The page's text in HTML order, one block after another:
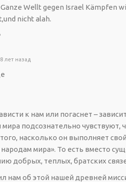
Wellt gegen Israel Kämpfen
nicht alah.
8 лет назад
к нам или погаснет –
подсознательно чувствуют,
насколько он выполняет
мира». То есть вместо
добрых, теплых, братских
нам об этой нашей древней